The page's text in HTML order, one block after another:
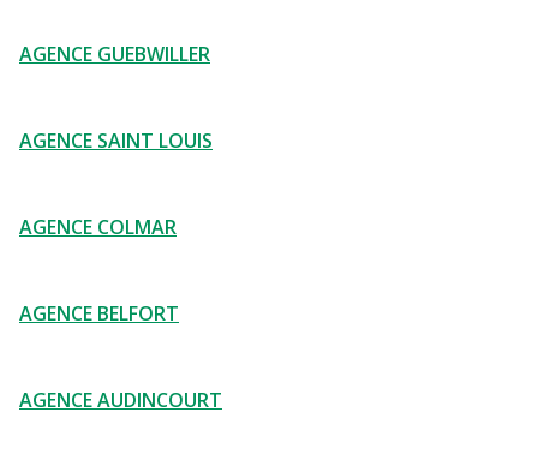
AGENCE GUEBWILLER
AGENCE SAINT LOUIS
AGENCE COLMAR
AGENCE BELFORT
AGENCE AUDINCOURT